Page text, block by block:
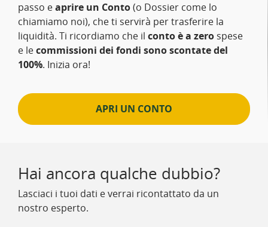
passo eaprire un Conto(o Dossier come lo
chiamiamo noi), che ti servirà per trasferire la
liquidità. Ti ricordiamo che il conto è a zero spese
e lecommissioni dei fondi sono scontate del
100%. Inizia ora!
APRI UN CONTO
Hai ancora qualche dubbio?
Lasciaci i tuoi dati e verrai ricontattato da un
nostro esperto.